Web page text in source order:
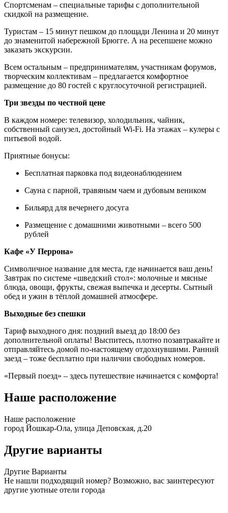
Спортсменам – специальные тарифы с дополнительной
скидкой на размещение.
Туристам – 15 минут пешком до площади Ленина и 20 минут
до знаменитой набережной Брюгге. А на ресепшене можно
заказать экскурсии.
Всем остальным – предпринимателям, участникам форумов,
творческим коллективам – предлагается комфортное
размещение до 80 гостей с круглосуточной регистрацией.
Три звезды по честной цене
В каждом номере: телевизор, холодильник, чайник,
собственный санузел, достойный Wi-Fi. На этажах – кулеры с
питьевой водой.
Приятные бонусы:
Бесплатная парковка под видеонаблюдением
Сауна с парной, травяным чаем и дубовым веником
Бильярд для вечернего досуга
Размещение с домашними животными – всего 500
рублей
Кафе «У Перрона»
Символичное название для места, где начинается ваш день!
Завтрак по системе «шведский стол»: молочные и мясные
блюда, овощи, фрукты, свежая выпечка и десерты. Сытный
обед и ужин в тёплой домашней атмосфере.
Выходные без спешки
Тариф выходного дня: поздний выезд до 18:00 без
дополнительной оплаты! Выспитесь, плотно позавтракайте и
отправляйтесь домой по-настоящему отдохнувшими. Ранний
заезд – тоже бесплатно при наличии свободных номеров.
«Первый поезд» – здесь путешествие начинается с комфорта!
Наше расположение
Наше расположение
город Йошкар-Ола, улица Деповская, д.20
Другие варианты
Другие Варианты
Не нашли подходящий номер? Возможно, вас заинтересуют
другие уютные отели города